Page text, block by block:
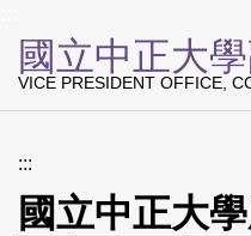
到
主
容
區
國立中正大
VICE PRESIDENT OFFICE,
:::
國立中正大